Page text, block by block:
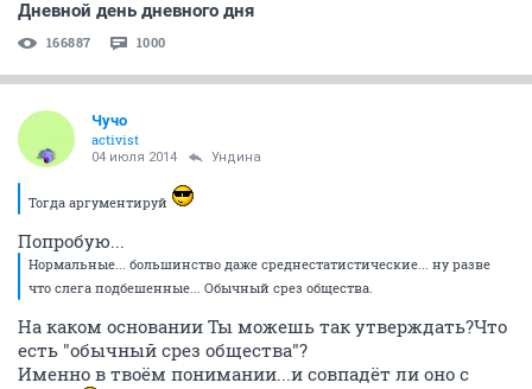
Дневной день дневного дня
166887 1000
Чучо
activist
04 июля 2014 Ундинa
Тогда аргументируй
Попробую...
Нормальные... большинство даже среднестатистические... ну разве
что слега подбешенные... Обычный срез общества.
На каком основании Ты можешь так утверждать?Что
есть "обычный срез общества"?
Именно в твоём понимании...и совпадёт ли оно с